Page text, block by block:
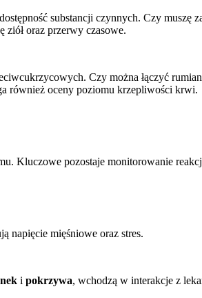
substancji czynnych. Czy muszę
ziół oraz przerwy czasowe.
Czy można łączyć
również oceny poziomu krzepliwości krwi.
Kluczowe pozostaje monitorowanie
napięcie mięśniowe oraz stres.
i pokrzywa, wchodzą w interakcje z